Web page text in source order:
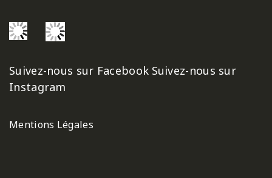
Suivez-nous sur Facebook Suivez-nous sur
Instagram
Mentions Légales